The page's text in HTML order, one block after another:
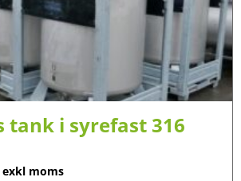
tank i syrefast 316
moms